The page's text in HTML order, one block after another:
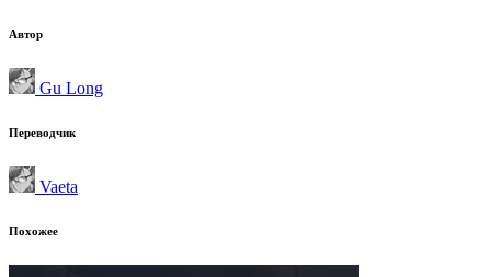
Автор
Gu Long
Переводчик
Vaeta
Похожее